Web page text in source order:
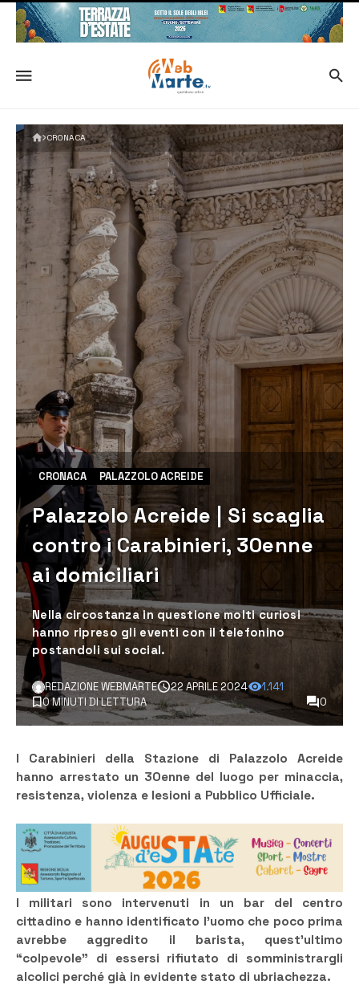
CRONACA
CRONACA PALAZZOLO ACREIDE
Palazzolo Acreide | Si scaglia
contro i Carabinieri, 30enne
ai domiciliari
Nella circostanza in questione molti curiosi
hanno ripreso gli eventi con il telefonino
postandoli sui social.
REDAZIONE WEBMARTE 22 APRILE 2024
1.141
0 MINUTI DI LETTURA
0
I Carabinieri della Stazione di Palazzolo Acreide
hanno arrestato un 30enne del luogo per minaccia,
resistenza, violenza e lesioni a Pubblico Ufficiale.
I militari sono intervenuti in un bar del centro
cittadino e hanno identificato l’uomo che poco prima
avrebbe aggredito il barista, quest’ultimo
“colpevole” di essersi rifiutato di somministrargli
alcolici perché già in evidente stato di ubriachezza.